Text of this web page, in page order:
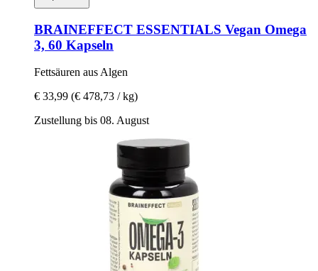
BRAINEFFECT ESSENTIALS Vegan Omega
3, 60 Kapseln
Fettsäuren aus Algen
€ 33,99 (€ 478,73 / kg)
Zustellung bis 08. August